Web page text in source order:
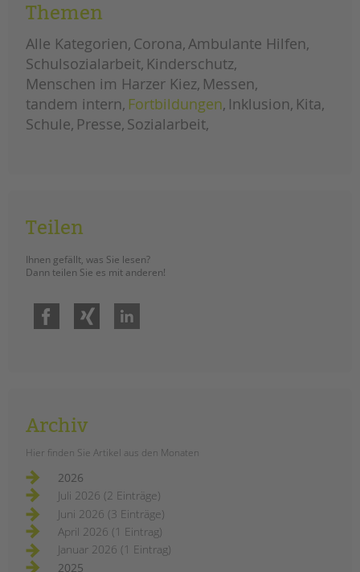
Reise-Projekt weitergeführt.
weiterlesenplastik
im
meer
–
eine
inklusive
türkeireise
Themen
Alle Kategorien Corona Ambulante Hilfen
Schulsozialarbeit Kinderschutz
Menschen im Harzer Kiez Messen
tandem intern Fortbildungen Inklusion Kita
Schule Presse Sozialarbeit
Teilen
Ihnen gefällt, was Sie lesen?
Dann teilen Sie es mit anderen!
Facebook Xing
Archiv
Hier finden Sie Artikel aus den Monaten
2026
Juli 2026 (2 Einträge)
Juni 2026 (3 Einträge)
April 2026 (1 Eintrag)
Januar 2026 (1 Eintrag)
2025